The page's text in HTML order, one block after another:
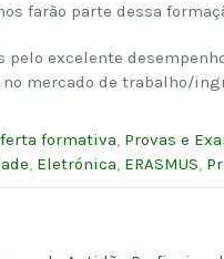
farão parte dessa
pelo excelente
mercado de trabalho/
formativa, Provas e
, Eletrónica, ERASMUS,